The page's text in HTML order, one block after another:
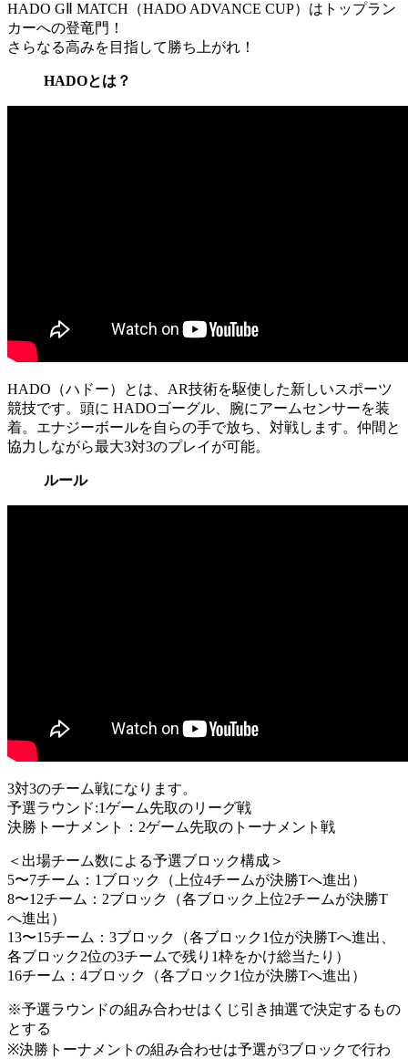
HADO GⅡ MATCH（HADO ADVANCE CUP）はトップラン
カーへの登竜門！
さらなる高みを目指して勝ち上がれ！
HADOとは？
HADO（ハドー）とは、AR技術を駆使した新しいスポーツ
競技です。頭に HADOゴーグル、腕にアームセンサーを装
着。エナジーボールを自らの手で放ち、対戦します。仲間と
協力しながら最大3対3のプレイが可能。
ルール
3対3のチーム戦になります。
予選ラウンド:1ゲーム先取のリーグ戦
決勝トーナメント：2ゲーム先取のトーナメント戦
＜出場チーム数による予選ブロック構成＞
5〜7チーム：1ブロック（上位4チームが決勝Tへ進出）
8〜12チーム：2ブロック（各ブロック上位2チームが決勝T
へ進出）
13〜15チーム：3ブロック（各ブロック1位が決勝Tへ進出、
各ブロック2位の3チームで残り1枠をかけ総当たり）
16チーム：4ブロック（各ブロック1位が決勝Tへ進出）
※予選ラウンドの組み合わせはくじ引き抽選で決定するもの
とする
※決勝トーナメントの組み合わせは予選が3ブロックで行わ